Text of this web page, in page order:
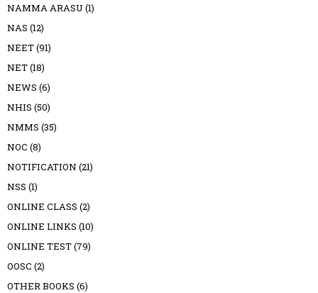
NAMMA ARASU (1)
NAS (12)
NEET(91)
NET(18)
NEWS (6)
NHIS (50)
NMMS (35)
NOC (8)
NOTIFICATION (21)
NSS (1)
ONLINE CLASS (2)
ONLINE LINKS (10)
ONLINE TEST(79)
OOSC (2)
OTHER BOOKS (6)